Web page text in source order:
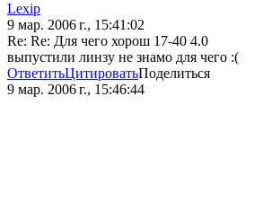
Lexip
9 мар. 2006 г., 15:41:02
Re: Re: Для чего хорош 17-40 4.0
выпустили линзу не знамо для чего :(
ОтветитьЦитироватьПоделиться
9 мар. 2006 г., 15:46:44